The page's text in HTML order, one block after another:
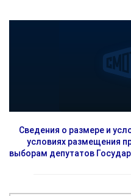
Сведения о размере и
условиях размещения
выборам депутатов